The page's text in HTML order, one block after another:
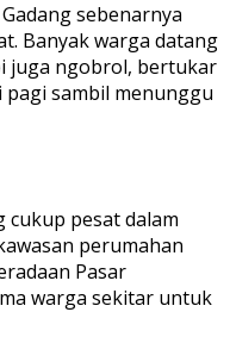
sebenarnya
Banyak warga datang
juga ngobrol, bertukar
sambil menunggu
pesat dalam
perumahan
Pasar
warga sekitar untuk